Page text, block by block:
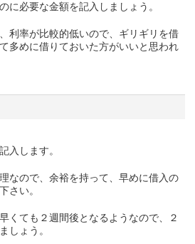
に必要な金額を記入しましょう。
利率が比較的低いので、ギリギリを借
多めに借りておいた方がいいと思われ
入します。
なので、余裕を持って、早めに借入の
さい。
くても２週間後となるようなので、２
しょう。